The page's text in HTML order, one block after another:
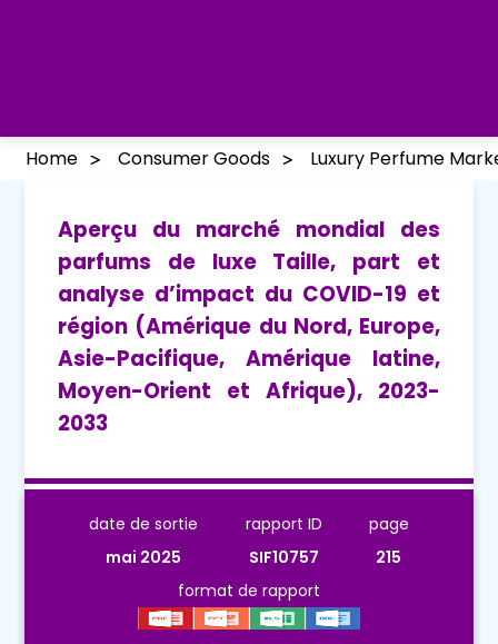
Home Consumer Goods Luxury Perfume
Aperçu du marché mondial des
parfums de luxe Taille, part et
analyse d’impact du COVID-19 et
région (Amérique du Nord, Europe,
Asie-Pacifique, Amérique latine,
Moyen-Orient et Afrique), 2023-
2033
date de sortie
mai 2025
rapport ID
SIF10757
page
215
format de rapport